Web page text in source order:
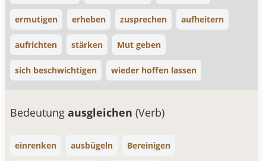
ermutigen erheben zusprechen aufheitern
aufrichten stärken Mut geben
sich beschwichtigen wieder hoffen lassen
Bedeutungausgleichen(Verb)
einrenken ausbügeln Bereinigen